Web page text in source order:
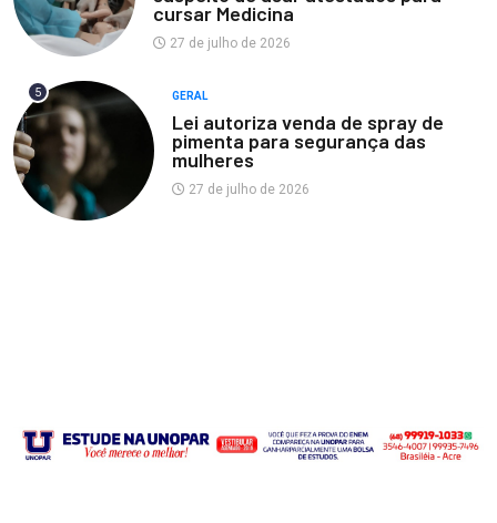
cursar Medicina
27 de julho de 2026
5 GERAL
Lei autoriza venda de spray de
pimenta para segurança das
mulheres
27 de julho de 2026